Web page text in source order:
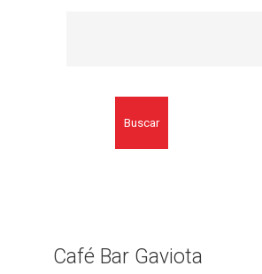
Buscar
Café Bar Gaviota